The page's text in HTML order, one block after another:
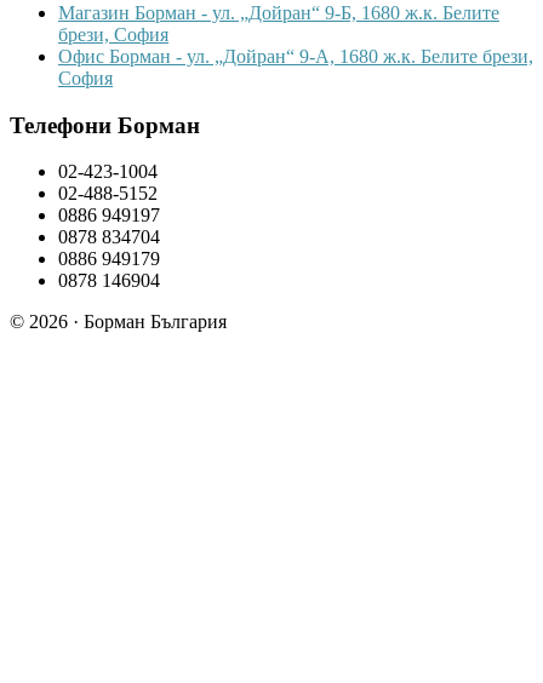
Магазин Борман - ул. „Дойран“ 9-Б, 1680 ж.к. Белите
брези, София
Офис Борман - ул. „Дойран“ 9-А, 1680 ж.к. Белите брези,
София
Телефони Борман
02-423-1004
02-488-5152
0886 949197
0878 834704
0886 949179
0878 146904
© 2026 · Борман България